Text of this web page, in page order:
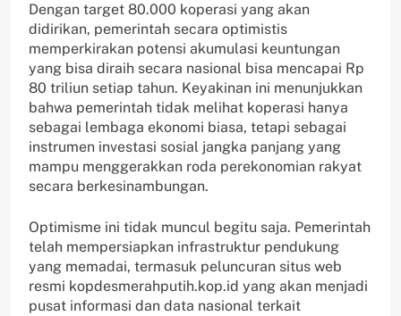
Dengan target 80.000 koperasi yang akan
didirikan, pemerintah secara optimistis
memperkirakan potensi akumulasi keuntungan
yang bisa diraih secara nasional bisa mencapai Rp
80 triliun setiap tahun. Keyakinan ini menunjukkan
bahwa pemerintah tidak melihat koperasi hanya
sebagai lembaga ekonomi biasa, tetapi sebagai
instrumen investasi sosial jangka panjang yang
mampu menggerakkan roda perekonomian rakyat
secara berkesinambungan.
Optimisme ini tidak muncul begitu saja. Pemerintah
telah mempersiapkan infrastruktur pendukung
yang memadai, termasuk peluncuran situs web
resmi kopdesmerahputih.kop.id yang akan menjadi
pusat informasi dan data nasional terkait